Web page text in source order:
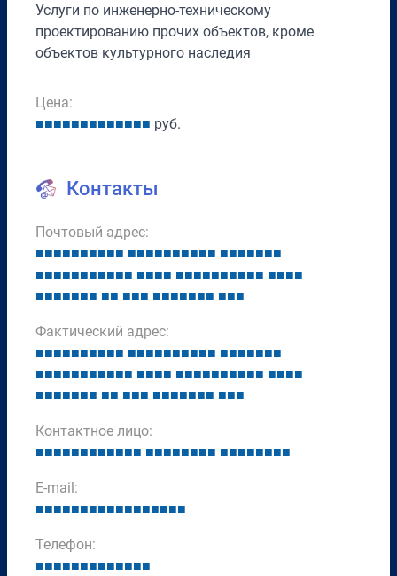
Услуги по инженерно-техническому
проектированию прочих объектов, кроме
объектов культурного наследия
Цена:
■■■■■■■■■■■■■ руб.
Контакты
Почтовый адрес:
■■■■■■■■■■ ■■■■■■■■■■ ■■■■■■■
■■■■■■■■■■■ ■■■■ ■■■■■■■■■■ ■■■■
■■■■■■■ ■■ ■■■ ■■■■■■■ ■■■
Фактический адрес:
■■■■■■■■■■ ■■■■■■■■■■ ■■■■■■■
■■■■■■■■■■■ ■■■■ ■■■■■■■■■■ ■■■■
■■■■■■■ ■■ ■■■ ■■■■■■■ ■■■
Контактное лицо:
■■■■■■■■■■■■ ■■■■■■■■ ■■■■■■■■
E-mail:
■■■■■■■■■■■■■■■■■
Телефон:
■■■■■■■■■■■■■